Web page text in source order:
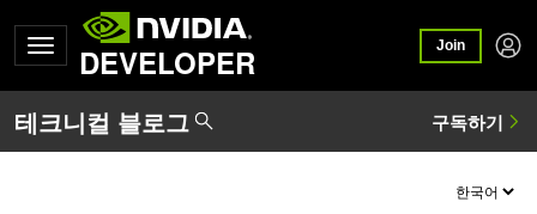
DEVELOPER Join